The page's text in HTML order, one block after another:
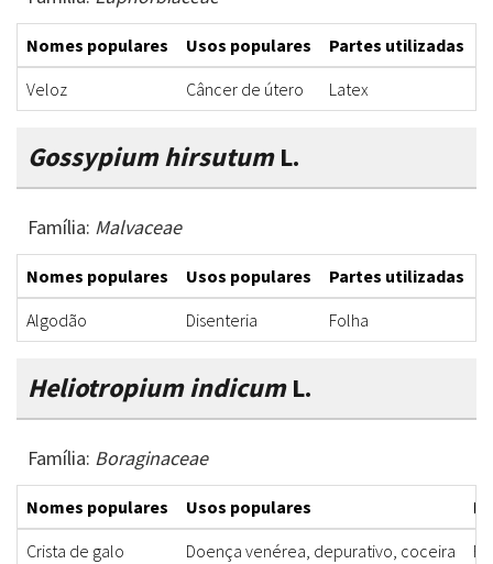
Nomes populares Usos populares Partes utilizadas
Veloz
Câncer de útero Latex
Gossypium hirsutumL.
Família: Malvaceae
Nomes populares Usos populares Partes utilizadas
Algodão
Disenteria Folha
Heliotropium indicumL.
Família: Boraginaceae
Nomes populares Usos populares
Crista de galo
Doença venérea, depurativo, coceira